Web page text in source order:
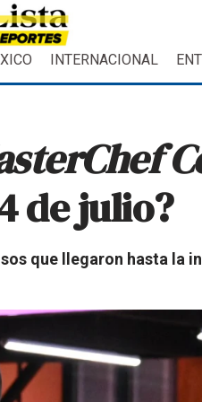
INTERNACIONAL
de julio?
que llegaron hasta la